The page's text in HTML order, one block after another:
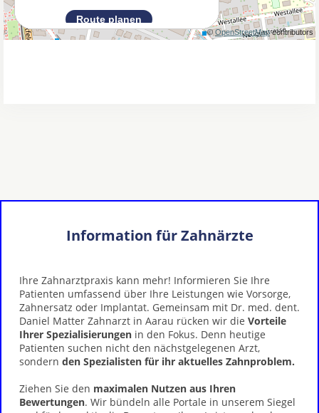
Information für Zahnärzte
Ihre Zahnarztpraxis kann mehr! Informieren Sie Ihre
Patienten umfassend über Ihre Leistungen wie Vorsorge,
Zahnersatz oder Implantat. Gemeinsam mit Dr. med. dent.
Daniel Matter Zahnarzt in Aarau rücken wir die Vorteile
Ihrer Spezialisierungen in den Fokus. Denn heutige
Patienten suchen nicht den nächstgelegenen Arzt,
sondern den Spezialisten für ihr aktuelles Zahnproblem.
Ziehen Sie den maximalen Nutzen aus Ihren
Bewertungen. Wir bündeln alle Portale in unserem Siegel